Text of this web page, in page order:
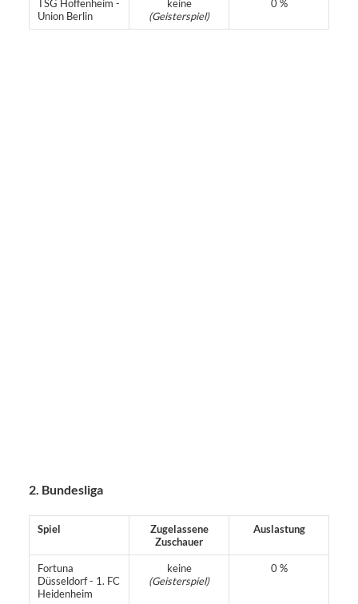
TSG Hoffenheim -
Union Berlin
keine
(Geisterspiel)
0 %
2. Bundesliga
Spiel
Zugelassene
Zuschauer
Auslastung
Fortuna
Düsseldorf - 1. FC
Heidenheim
keine
(Geisterspiel)
0 %